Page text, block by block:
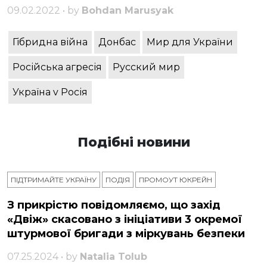
09.02.2022 • by Bohdan Marusyak
Гібридна війна Донбас Мир для України
Російська агресія Русский мир
Україна v Росія
Подібні новини
ПІДТРИМАЙТЕ УКРАЇНУ ПОДІЯ ПРОМОУТ ЮКРЕЙН
З прикрістю повідомляємо, що захід
«Двіж» скасовано з ініціативи 3 окремої
штурмової бригади з міркувань безпеки
07.25.2024 • by Natalia Tolub